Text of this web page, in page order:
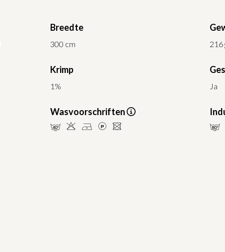
Breedte
300 cm 216
Krimp
1% Ja
Wasvoorschriften
nHDLU